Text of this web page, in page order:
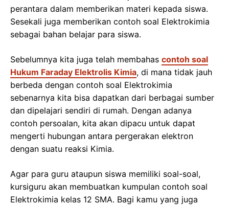
perantara dalam memberikan materi kepada siswa.
Sesekali juga memberikan contoh soal Elektrokimia
sebagai bahan belajar para siswa.
Sebelumnya kita juga telah membahas contoh soal
Hukum Faraday Elektrolis Kimia, di mana tidak jauh
berbeda dengan contoh soal Elektrokimia
sebenarnya kita bisa dapatkan dari berbagai sumber
dan dipelajari sendiri di rumah. Dengan adanya
contoh persoalan, kita akan dipacu untuk dapat
mengerti hubungan antara pergerakan elektron
dengan suatu reaksi Kimia.
Agar para guru ataupun siswa memiliki soal-soal,
kursiguru akan membuatkan kumpulan contoh soal
Elektrokimia kelas 12 SMA. Bagi kamu yang juga